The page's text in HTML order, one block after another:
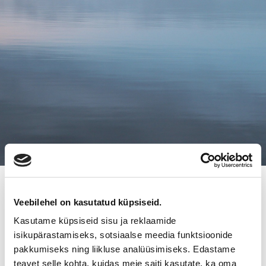
Veebilehel on kasutatud küpsiseid.
Kasutame küpsiseid sisu ja reklaamide
isikupärastamiseks, sotsiaalse meedia funktsioonide
pakkumiseks ning liikluse analüüsimiseks. Edastame
teavet selle kohta, kuidas meie saiti kasutate, ka oma
FUNAR / HYVÄN OLON MESTARIT
ON MYYTY UUDELLE
OMISTAJALLE